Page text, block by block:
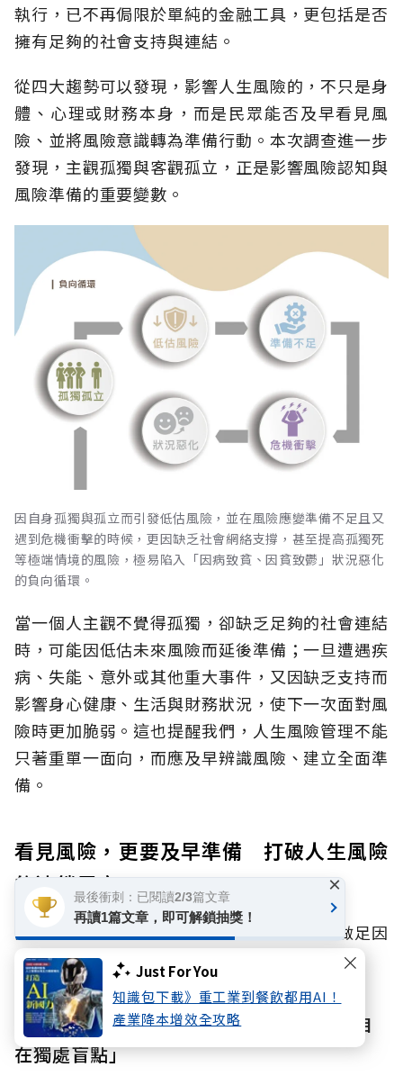
Just For You
知識包下載》重工業到餐飲都用AI！
產業降本增效全攻略
執行，已不再侷限於單純的金融工具，更包括是否
擁有足夠的社會支持與連結。
從四大趨勢可以發現，影響人生風險的，不只是身
體、心理或財務本身，而是民眾能否及早看見風
險、並將風險意識轉為準備行動。本次調查進一步
發現，主觀孤獨與客觀孤立，正是影響風險認知與
風險準備的重要變數。
因自身孤獨與孤立而引發低估風險，並在風險應變準備不足且又
遇到危機衝擊的時候，更因缺乏社會網絡支撐，甚至提高孤獨死
等極端情境的風險，極易陷入「因病致貧、因貧致鬱」狀況惡化
的負向循環。
當一個人主觀不覺得孤獨，卻缺乏足夠的社會連結
時，可能因低估未來風險而延後準備；一旦遭遇疾
病、失能、意外或其他重大事件，又因缺乏支持而
影響身心健康、生活與財務狀況，使下一次面對風
險時更加脆弱。這也提醒我們，人生風險管理不能
只著重單一面向，而應及早辨識風險、建立全面準
備。
看見風險，更要及早準備 打破人生風險
的連鎖反應
面對身心財與孤獨、孤立風險，我們該如何做足因
應？國泰人壽提出了兩大具體行動：
行動一：重新檢視社會連結網絡，正視「自
在獨處盲點」
最後衝刺：已閱讀2/3篇文章
再讀1篇文章，即可解鎖抽獎！
×